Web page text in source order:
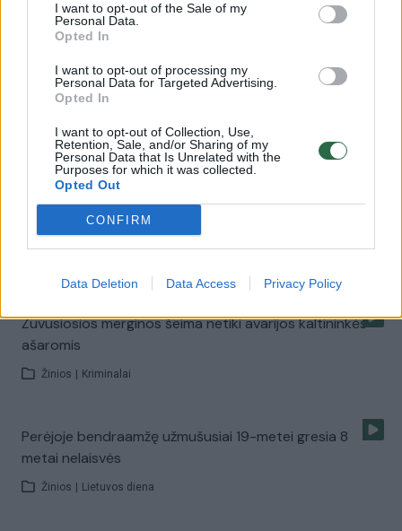
I want to opt-out of the Sale of my
Personal Data.
Opted In
I want to opt-out of processing my
Personal Data for Targeted Advertising.
Opted In
I want to opt-out of Collection, Use,
Retention, Sale, and/or Sharing of my
Personal Data that Is Unrelated with the
Purposes for which it was collected.
Opted Out
CONFIRM
Data Deletion Data Access Privacy Policy
Girtutėlės vairuotojos partrenkta mergina nekalba ir
nevaikšto
Žinios | Kriminalai
Pėsčiuosius nušlavusį BMW vairuotoją teis kaip žudiką?
Žinios | Kriminalai
Po BMW skrydžio į pėsčiuosius - pirmosios aukos mirtis
Žuvusiosios merginos šeima netiki avarijos kaltininkės
ašaromis
Žinios Kriminalai
Perėjoje bendraamžę užmušusiai 19-metei gresia 8
metai nelaisvės
Žinios Lietuvos diena